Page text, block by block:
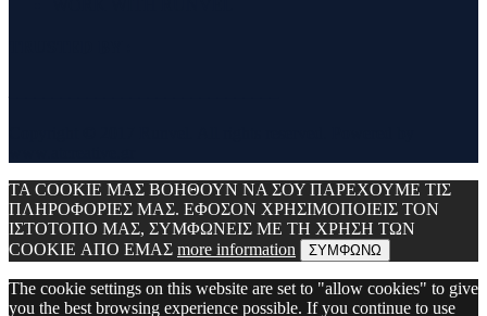
ΤΑ COOKIE ΜΑΣ ΒΟΗΘΟΥΝ ΝΑ ΣΟΥ ΠΑΡΕΧΟΥΜΕ ΤΙΣ
ΠΛΗΡΟΦΟΡΙΕΣ ΜΑΣ. ΕΦΟΣΟΝ ΧΡΗΣΙΜΟΠΟΙΕΙΣ ΤΟΝ
ΙΣΤΟΤΟΠΟ ΜΑΣ, ΣΥΜΦΩΝΕΙΣ ΜΕ ΤΗ ΧΡΗΣΗ ΤΩΝ
COOKIE ΑΠΟ ΕΜΑΣ more information ΣΥΜΦΩΝΩ
The cookie settings on this website are set to "allow cookies" to give
you the best browsing experience possible. If you continue to use